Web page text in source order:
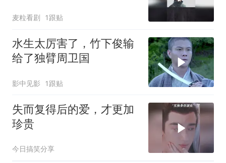
麦粒看剧 1跟贴
水生太厉害了，竹下俊输
给了独臂周卫国
影中见影 1跟贴
失而复得后的爱，才更加
珍贵
今日搞笑分享